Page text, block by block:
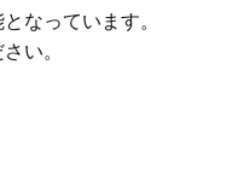
なっています。
い。